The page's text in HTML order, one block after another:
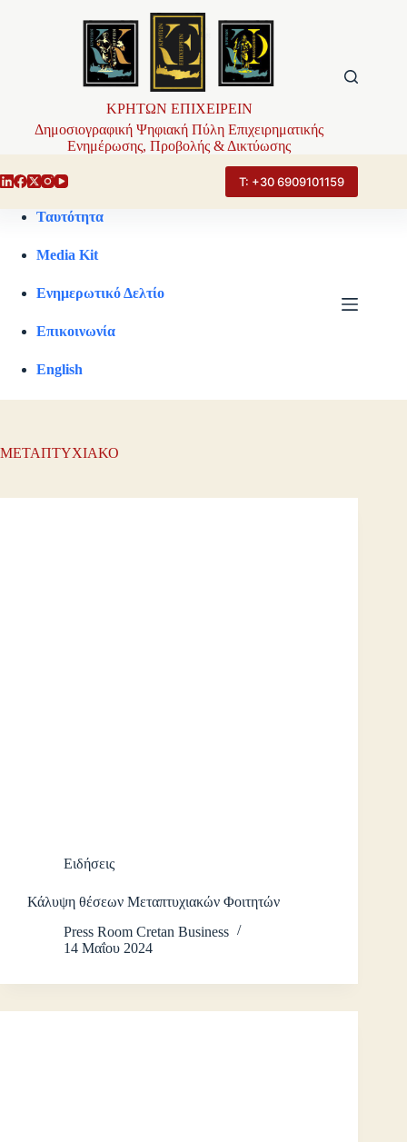
ΚΡΗΤΩΝ ΕΠΙΧΕΙΡΕΙΝ
Δημοσιογραφική Ψηφιακή Πύλη Επιχειρηματικής
Ενημέρωσης, Προβολής & Δικτύωσης
Τ: +30 6909101159
Ταυτότητα
Media Kit
Ενημερωτικό Δελτίο
Επικοινωνία
English
ΜΕΤΑΠΤΥΧΙΑΚΟ
Ειδήσεις
Κάλυψη θέσεων Μεταπτυχιακών Φοιτητών
Press Room Cretan Business
14 Μαΐου 2024